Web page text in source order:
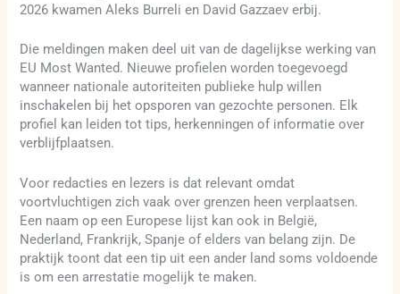
2026 kwamen Aleks Burreli en David Gazzaev erbij.
Die meldingen maken deel uit van de dagelijkse werking van
EU Most Wanted. Nieuwe profielen worden toegevoegd
wanneer nationale autoriteiten publieke hulp willen
inschakelen bij het opsporen van gezochte personen. Elk
profiel kan leiden tot tips, herkenningen of informatie over
verblijfplaatsen.
Voor redacties en lezers is dat relevant omdat
voortvluchtigen zich vaak over grenzen heen verplaatsen.
Een naam op een Europese lijst kan ook in België,
Nederland, Frankrijk, Spanje of elders van belang zijn. De
praktijk toont dat een tip uit een ander land soms voldoende
is om een arrestatie mogelijk te maken.